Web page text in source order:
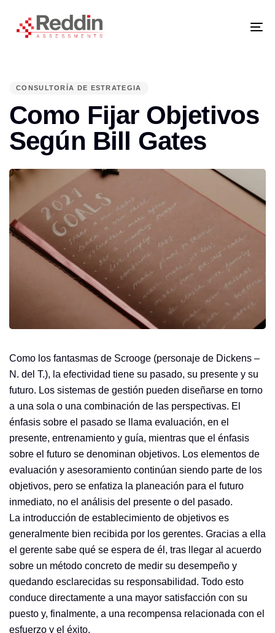
primary
navigation
CONSULTORÍA DE ESTRATEGIA
Como Fijar Objetivos
Según Bill Gates
Como los fantasmas de Scrooge (personaje de Dickens –
N. del T.), la efectividad tiene su pasado, su presente y su
futuro. Los sistemas de gestión pueden diseñarse en torno
a una sola o una combinación de las perspectivas. El
énfasis sobre el pasado se llama evaluación, en el
presente, entrenamiento y guía, mientras que el énfasis
sobre el futuro se denominan objetivos. Los elementos de
evaluación y asesoramiento continúan siendo parte de los
objetivos, pero se enfatiza la planeación para el futuro
inmediato, no el análisis del presente o del pasado.
La introducción de establecimiento de objetivos es
generalmente bien recibida por los gerentes. Gracias a ella
el gerente sabe qué se espera de él, tras llegar al acuerdo
sobre un método concreto de medir su desempeño y
quedando esclarecidas su responsabilidad. Todo esto
conduce directamente a una mayor satisfacción con su
puesto y, finalmente, a una recompensa relacionada con el
esfuerzo y el éxito.